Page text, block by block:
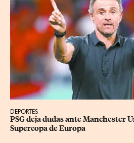
DEPORTES
PSG deja dudas ante Manchester
Supercopa de Europa